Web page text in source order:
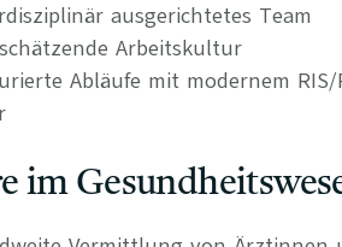
ausgerichtetes Team
Arbeitskultur
Abläufe mit modernem RIS/
im